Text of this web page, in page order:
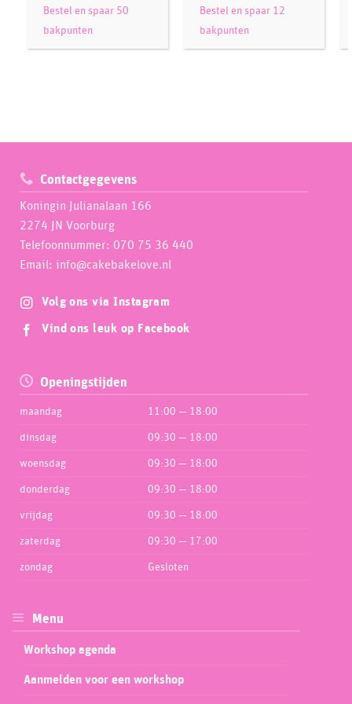
Bestel en spaar 50
bakpunten
Bestel en spaar 12
bakpunten
Contactgegevens
Koningin Julianalaan 166
2274 JN Voorburg
Telefoonnummer: 070 75 36 440
Email: info@cakebakelove.nl
Volg ons via Instagram
Vind ons leuk op Facebook
Openingstijden
maandag 11:00 — 18:00
dinsdag 09:30 — 18:00
woensdag 09:30 — 18:00
donderdag 09:30 — 18:00
vrijdag 09:30 — 18:00
zaterdag 09:30 — 17:00
zondag Gesloten
Menu
Workshop agenda
Aanmelden voor een workshop